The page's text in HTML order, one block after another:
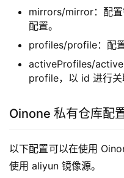
mirrors/mirror：配置
配置。
profiles/profile：配置
activeProfiles/
profile，以 id 进行关
Oinone 私有仓库配
以下配置可以在使用
使用 aliyun 镜像源。